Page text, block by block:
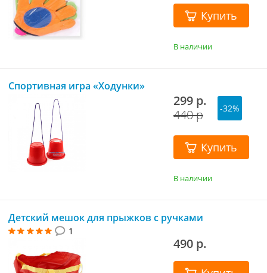
Купить
В наличии
Спортивная игра «Ходунки»
299 р.
440 р
-32%
Купить
В наличии
Детский мешок для прыжков с ручками
1
490 р.